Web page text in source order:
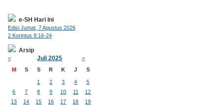
e-SH Hari Ini
Edisi Jumat, 7 Agustus 2026
2 Korintus 8:16-24
Arsip
< Juli 2025
>
M
S S R K J S
1 2 3 4
5
6
7 8 9 10 11
12
13
14 15 16 17 18
19